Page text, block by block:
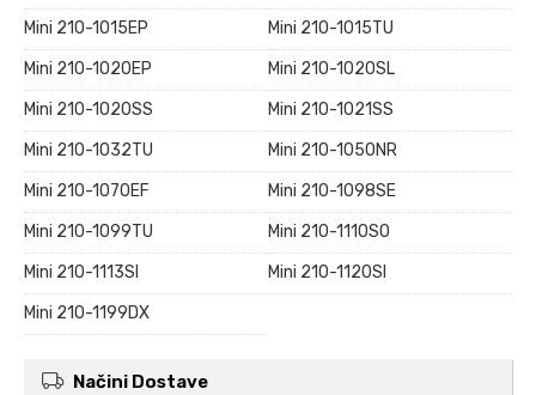
Mini 210-1015EP
Mini 210-1015TU
Mini 210-1020EP
Mini 210-1020SL
Mini 210-1020SS
Mini 210-1021SS
Mini 210-1032TU
Mini 210-1050NR
Mini 210-1070EF
Mini 210-1098SE
Mini 210-1099TU
Mini 210-1110SO
Mini 210-1113SI
Mini 210-1120SI
Mini 210-1199DX
Načini Dostave